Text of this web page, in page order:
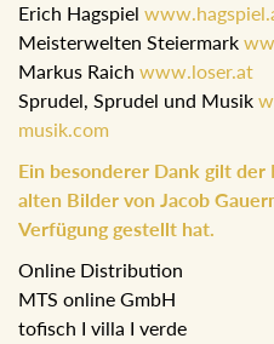
Erich Hagspiel
Meisterwelten Steiermark
Markus Raich www.loser.at
Sprudel, Sprudel und Musik
musik.com
Ein besonderer Dank gilt der
alten Bilder von Jacob
Verfügung gestellt hat.
Online Distribution
MTS online GmbH
tofisch I villa I verde